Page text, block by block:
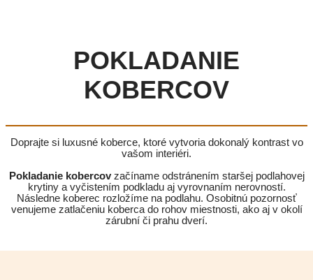
POKLADANIE
KOBERCOV
Doprajte si luxusné koberce, ktoré vytvoria dokonalý kontrast vo
vašom interiéri.
Pokladanie kobercovzačíname odstránením staršej podlahovej
krytiny a vyčistením podkladu aj vyrovnaním nerovností.
Následne koberec rozložíme na podlahu. Osobitnú pozornosť
venujeme zatlačeniu koberca do rohov miestnosti, ako aj v okolí
zárubní či prahu dverí.